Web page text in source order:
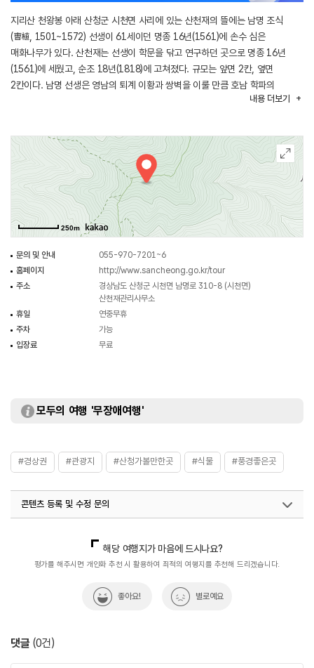
지리산 천왕봉 아래 산청군 시천면 사리에 있는 산천재의 뜰에는 남명 조식
(曺植, 1501~1572) 선생이 61세이던 명종 16년(1561)에 손수 심은
매화나무가 있다. 산천재는 선생이 학문을 닦고 연구하던 곳으로 명종 16년
(1561)에 세웠고, 순조 18년(1818)에 고쳐졌다. 규모는 앞면 2칸, 옆면
2칸이다. 남명 선생은 영남의 퇴계 이황과 쌍벽을 이룰 만큼 호남 학파의
수장이다. 평생 벼슬에 나가지 않았지만 죽어서 사간원(司諫院)과 대사간
삼가현에서 태어나 벼슬길에 나아간 아버지를 따라 서울로 이주하였다가 그 후
의령, 김해, 삼가 등지에서 거주하였다. 선생은 61세가 되던 해에 산청의
덕산으로 이주해 그곳에 서실을 짓고 산천재라 이름하였다.
내용 더보기
250m
문의 및 안내
055-970-7201~6
홈페이지
http://www.sancheong.go.kr/tour
주소
경상남도 산청군 시천면 남명로 310-8 (시천면)
산천재관리사무소
휴일
연중무휴
주차
가능
입장료
무료
모두의 여행 '무장애여행'
#경상권 #관광지 #산청가볼만한곳 #식물 #풍경좋은곳
콘텐츠 등록 및 수정 문의
해당 여행지가 마음에 드시나요?
평가를 해주시면 개인화 추천 시 활용하여 최적의 여행지를 추천해 드리겠습니다.
좋아요! 별로예요
댓글 (0건)